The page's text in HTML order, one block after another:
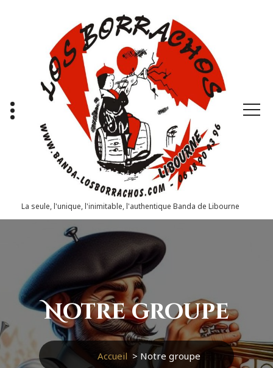
La seule, l'unique, l'inimitable, l'authentique Banda de Libourne
Notre groupe
Accueil > Notre groupe